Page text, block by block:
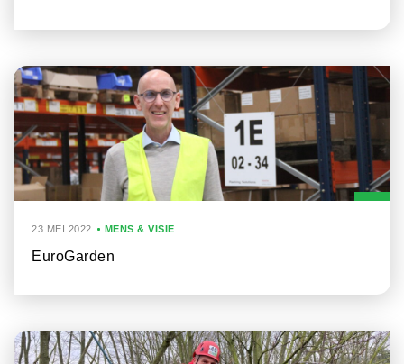
23 MEI 2022 MENS & VISIE
EuroGarden